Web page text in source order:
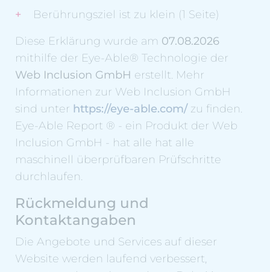
Berührungsziel ist zu klein (1 Seite)
Diese Erklärung wurde am 07.08.2026
mithilfe der Eye-Able® Technologie der
Web Inclusion GmbH erstellt. Mehr
Informationen zur Web Inclusion GmbH
sind unter https://eye-able.com/ zu finden.
Eye-Able Report ® - ein Produkt der Web
Inclusion GmbH - hat alle hat alle
maschinell überprüfbaren Prüfschritte
durchlaufen.
Rückmeldung und
Kontaktangaben
Die Angebote und Services auf dieser
Website werden laufend verbessert,